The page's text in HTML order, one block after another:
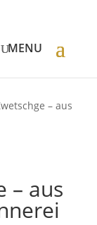
– aus
– aus